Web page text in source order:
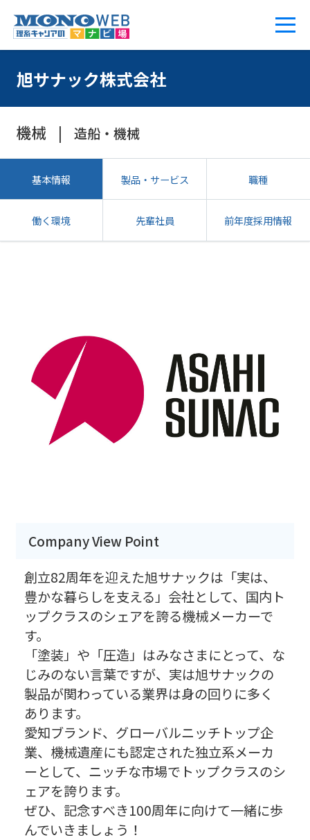
旭サナック株式会社
機械 造船・機械
基本情報 製品・サービス 職種
働く環境 先輩社員 前年度採用情報
Company View Point
創立82周年を迎えた旭サナックは「実は、
豊かな暮らしを支える」会社として、国内ト
ップクラスのシェアを誇る機械メーカーで
す。
「塗装」や「圧造」はみなさまにとって、な
じみのない言葉ですが、実は旭サナックの
製品が関わっている業界は身の回りに多く
あります。
愛知ブランド、グローバルニッチトップ企
業、機械遺産にも認定された独立系メーカ
ーとして、ニッチな市場でトップクラスのシ
ェアを誇ります。
ぜひ、記念すべき100周年に向けて一緒に歩
んでいきましょう！